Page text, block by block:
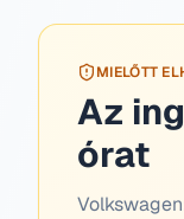
MIELŐTT
Az
órat